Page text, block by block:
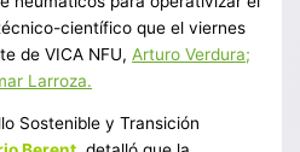
científico que el viernes
de VICA NFU,Arturo Verdura;
Larroza.
Sostenible y Transición